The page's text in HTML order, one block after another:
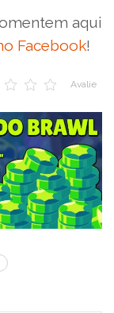
aqui
Facebook!
Avalie